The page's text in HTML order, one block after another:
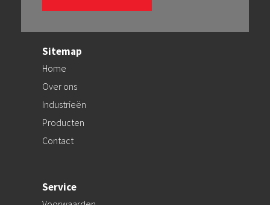
Sitemap
Home
Over ons
Industrieën
Producten
Contact
Service